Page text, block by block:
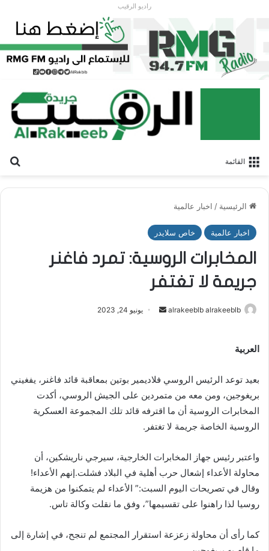
راديو الرقيب
القائمة
الرئيسية / اخبار عالمية
اخبار عالمية خاص سلايدر
المخابرات الروسية: تمرد فاغنر
جريمة لا تغتفر
alrakeeblb alrakeeblb
أرسل يونيو 24, 2023
العربية
بعيد توعد الرئيس الروسي فلاديمير بوتين بمعاقبة قائد فاغنر، يفغيني
بريغوجين، ومن معه من متمردين على الجيش الروسي، أكدت
المخابرات الروسية أن ما اقترفه قائد تلك المجموعة العسكرية
الروسية الخاصة جريمة لا تغتفر.
واعتبر رئيس جهاز المخابرات الخارجية، سيرجي ناريشكين، أن
محاولة الأعداء إشعال حرب أهلية في البلاد فشلت.إنهم الأعداء!
وقال في تصريحات اليوم السبت:” الأعداء لم يتمكنوا من هزيمة
روسيا لذا راهنوا على تقسيمها”، وفق ما نقلت وكالة تاس.
كما رأى أن محاولة زعزعة استقرار المجتمع لم تنجح، في إشارة إلى